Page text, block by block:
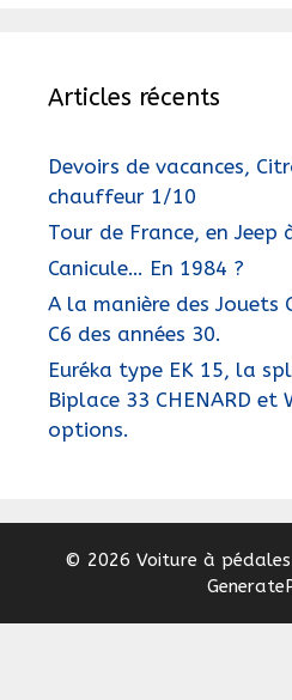
Articles récents
Devoirs de vacances,
chauffeur 1/10
Tour de France, en Jeep
Canicule… En 1984 ?
A la manière des Jouets
C6 des années 30.
Euréka type EK 15, la
Biplace 33 CHENARD et
options.
© 2026 Voiture à